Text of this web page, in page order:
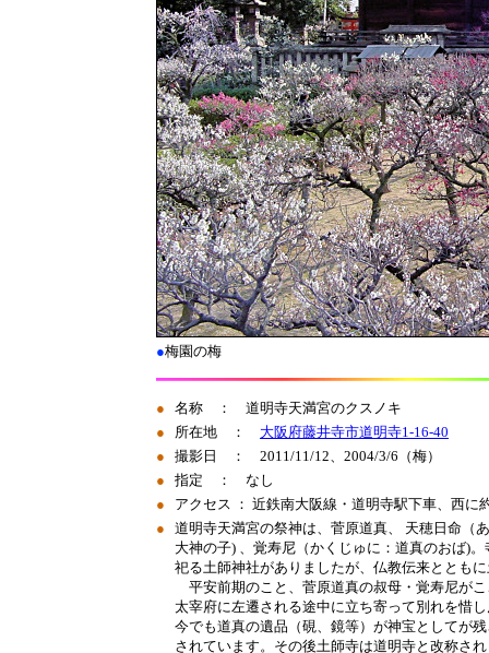
●梅園の梅
●
名称 ： 道明寺天満宮のクスノキ
●
所在地 ： 大阪府藤井寺市道明寺1-16-40
●
撮影日 ： 2011/11/12、2004/3/6（梅）
●
指定 ： なし
●
アクセス ： 近鉄南大阪線・道明寺駅下車、西に
●
道明寺天満宮の祭神は、菅原道真、 天穂日命（
大神の子) 、覚寿尼（かくじゅに：道真のおば)
祀る土師神社がありましたが、仏教伝来ととも
平安前期のこと、菅原道真の叔母・覚寿尼が
太宰府に左遷される途中に立ち寄って別れを惜
今でも道真の遺品（硯、鏡等）が神宝としてが
されています。その後土師寺は道明寺と改称さ